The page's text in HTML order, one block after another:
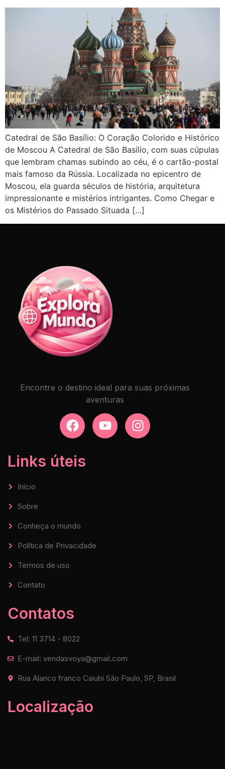
Catedral de São Basílio: O Coração Colorido e Histórico
de Moscou A Catedral de São Basílio, com suas cúpulas
que lembram chamas subindo ao céu, é o cartão-postal
mais famoso da Rússia. Localizada no epicentro de
Moscou, ela guarda séculos de história, arquitetura
impressionante e mistérios intrigantes. Como Chegar e
os Mistérios do Passado Situada […]
Encontre o destino ideal para suas próximas
aventuras
Links úteis
Início
Sobre
Conheça o mundo
Política de Privacidade
Termos de uso
Contato
Contatos
Tel: 11 3714 - 8022
E-mail: vendasvoya@gmail.com
Rua Alarico franco Caiubi São Paulo, SP, Brasil
Localização